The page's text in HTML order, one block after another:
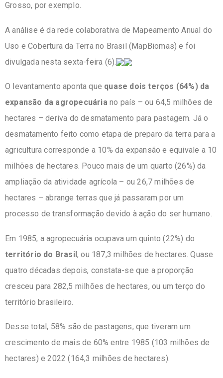
Grosso, por exemplo.
A análise é da rede colaborativa de Mapeamento Anual do
Uso e Cobertura da Terra no Brasil (MapBiomas) e foi
divulgada nesta sexta-feira (6).
O levantamento aponta que quase dois terços (64%) da
expansão da agropecuáriano país – ou 64,5 milhões de
hectares – deriva do desmatamento para pastagem. Já o
desmatamento feito como etapa de preparo da terra para a
agricultura corresponde a 10% da expansão e equivale a 10
milhões de hectares. Pouco mais de um quarto (26%) da
ampliação da atividade agrícola – ou 26,7 milhões de
hectares – abrange terras que já passaram por um
processo de transformação devido à ação do ser humano.
Em 1985, a agropecuária ocupava um quinto (22%) do
território do Brasil, ou 187,3 milhões de hectares. Quase
quatro décadas depois, constata-se que a proporção
cresceu para 282,5 milhões de hectares, ou um terço do
território brasileiro.
Desse total, 58% são de pastagens, que tiveram um
crescimento de mais de 60% entre 1985 (103 milhões de
hectares) e 2022 (164,3 milhões de hectares).